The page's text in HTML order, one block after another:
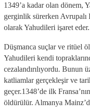
1349’a kadar olan dönem,
gerginlik sürerken Avrupalı
olarak Yahudileri işaret eder.
Düşmanca suçlar ve ritüel
Yahudileri kendi
cezalandırılıyordu. Bunun
katliamlar gerçekleşir ve
geçer.1348’de ilk
öldürülür. Almanya